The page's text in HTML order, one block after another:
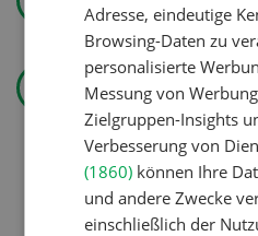
Landtechnik
«Ich mag
Pflanzenbau
Adresse, eindeutige
Browsing-Daten zu
personalisierte
Messung von
Zielgruppen-Insights
Verbesserung von
(1860) können Ihre
und andere Zwecke
einschließlich der